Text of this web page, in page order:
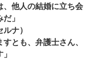
、他人の結婚に立ち会
」
ナ）
とも、弁護士さん、